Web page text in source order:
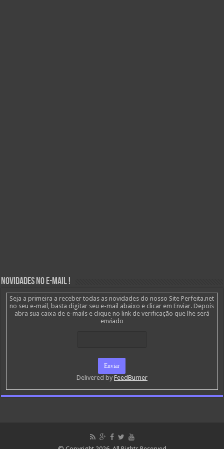
Novidades no E-mail !
Seja a primeira a receber todas as novidades do nosso Site Perfeita.net
no seu e-mail, basta digitar seu e-mail abaixo e clicar em Enviar. Depois
abra sua caixa de e-mails e clique no link de verificação que lhe será
enviado
Delivered by FeedBurner